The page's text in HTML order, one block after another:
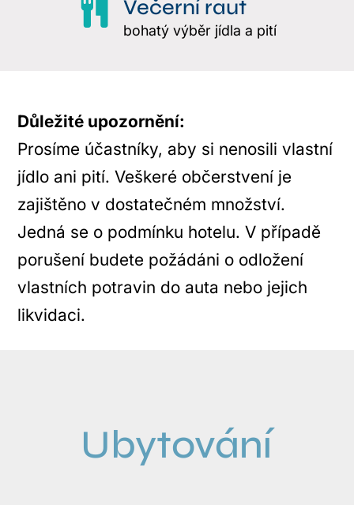
Večerní raut
bohatý výběr jídla a pití
Důležité upozornění:
Prosíme účastníky, aby si nenosili vlastní
jídlo ani pití. Veškeré občerstvení je
zajištěno v dostatečném množství.
Jedná se o podmínku hotelu. V případě
porušení budete požádáni o odložení
vlastních potravin do auta nebo jejich
likvidaci.
Ubytování